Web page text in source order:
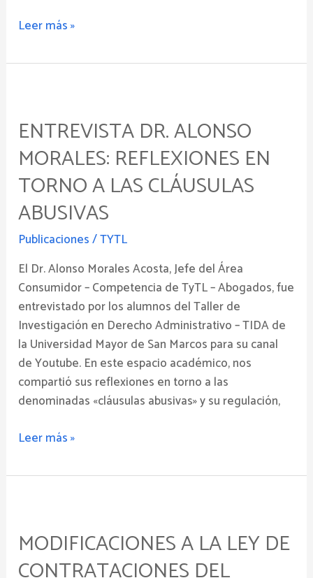
Leer más »
ENTREVISTA DR. ALONSO
MORALES: REFLEXIONES EN
TORNO A LAS CLÁUSULAS
ABUSIVAS
Publicaciones/TYTL
El Dr. Alonso Morales Acosta, Jefe del Área
Consumidor – Competencia de TyTL – Abogados, fue
entrevistado por los alumnos del Taller de
Investigación en Derecho Administrativo – TIDA de
la Universidad Mayor de San Marcos para su canal
de Youtube. En este espacio académico, nos
compartió sus reflexiones en torno a las
denominadas «cláusulas abusivas» y su regulación,
Alonso
Morales:
Reflexiones
en
torno
a
las
cláusulas
abusivas
Leer más »
MODIFICACIONES A LA LEY DE
la
Ley